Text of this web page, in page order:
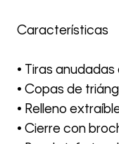
Características
• Tiras anudadas
• Copas de
• Relleno
• Cierre con